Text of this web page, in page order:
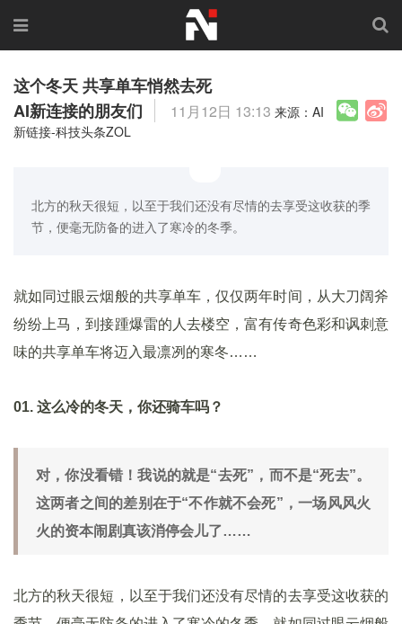
这个冬天 共享单车悄然去死
AI新连接的朋友们
11月12日 13:13 来源：AI
新链接-科技头条ZOL
北方的秋天很短，以至于我们还没有尽情的去享受这收获的季
节，便毫无防备的进入了寒冷的冬季。
就如同过眼云烟般的共享单车，仅仅两年时间，从大刀阔斧
纷纷上马，到接踵爆雷的人去楼空，富有传奇色彩和讽刺意
味的共享单车将迈入最凛冽的寒冬……
01. 这么冷的冬天，你还骑车吗？
对，你没看错！我说的就是“去死”，而不是“死去”。
这两者之间的差别在于“不作就不会死”，一场风风火
火的资本闹剧真该消停会儿了……
北方的秋天很短，以至于我们还没有尽情的去享受这收获的